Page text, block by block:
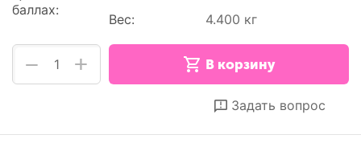
баллах:
Вес:
4.400 кг
+
− В корзину
Задать вопрос